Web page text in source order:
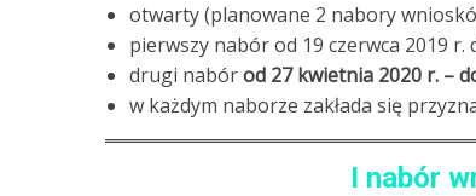
otwarty (planowane 2 nabory
pierwszy nabór od 19 czerwca 2019 r.
drugi nabórod 27 kwietnia 2020 r. –
w każdym naborze zakłada się
I nabór